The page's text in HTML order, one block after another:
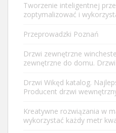
Tworzenie inteligentnej
zoptymalizować i
Przeprowadzki Poznań
Drzwi zewnętrzne
zewnętrzne do domu.
Drzwi Wikęd katalog.
Producent drzwi
Kreatywne rozwiązania w
wykorzystać każdy metr